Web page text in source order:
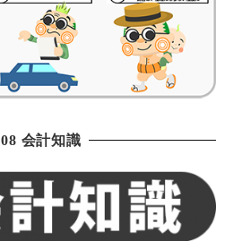
08 会計知識